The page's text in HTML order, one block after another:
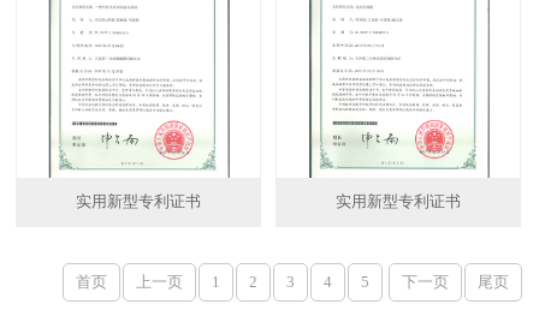
实用新型专利证书 实用新型专利证书
首页 上一页 1 2 3 4 5 下一页 尾页